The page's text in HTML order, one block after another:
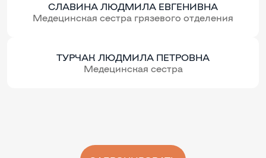
СЛАВИНА ЛЮДМИЛА ЕВГЕНИВНА
Медецинская сестра грязевого отделения
ТУРЧАК ЛЮДМИЛА ПЕТРОВНА
Медецинская сестра